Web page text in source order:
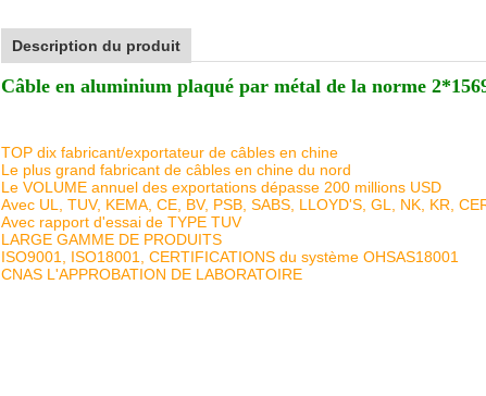
Description du produit
Câble en aluminium plaqué par métal de la norme
TOP dix fabricant/exportateur de câbles en chine
Le plus grand fabricant de câbles en chine du nord
Le VOLUME annuel des exportations dépasse 200 millions USD
Avec UL, TUV, KEMA, CE, BV, PSB, SABS, LLOYD'S, GL, NK, KR,
Avec rapport d'essai de TYPE TUV
LARGE GAMME DE PRODUITS
ISO9001, ISO18001, CERTIFICATIONS du système OHSAS18001
CNAS L'APPROBATION DE LABORATOIRE